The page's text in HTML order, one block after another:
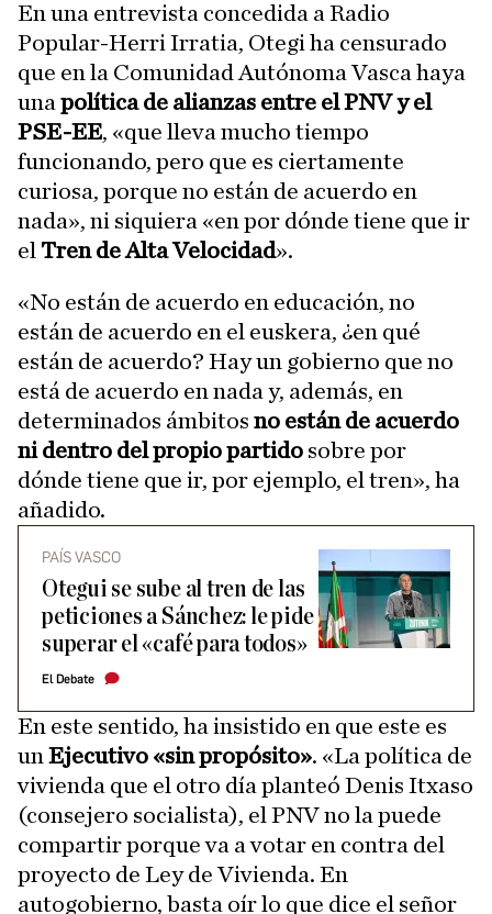
En una entrevista concedida a Radio
Popular-Herri Irratia, Otegi ha censurado
que en la Comunidad Autónoma Vasca haya
una política de alianzas entre el PNV y el
PSE-EE, «que lleva mucho tiempo
funcionando, pero que es ciertamente
curiosa, porque no están de acuerdo en
nada», ni siquiera «en por dónde tiene que ir
el Tren de Alta Velocidad».
«No están de acuerdo en educación, no
están de acuerdo en el euskera, ¿en qué
están de acuerdo? Hay un gobierno que no
está de acuerdo en nada y, además, en
determinados ámbitos no están de acuerdo
ni dentro del propio partido sobre por
dónde tiene que ir, por ejemplo, el tren», ha
añadido.
PAÍS VASCO
Otegui se sube al tren de las
peticiones a Sánchez: le pide
superar el «café para todos»
El Debate
En este sentido, ha insistido en que este es
un Ejecutivo «sin propósito». «La política de
vivienda que el otro día planteó Denis Itxaso
(consejero socialista), el PNV no la puede
compartir porque va a votar en contra del
proyecto de Ley de Vivienda. En
autogobierno, basta oír lo que dice el señor